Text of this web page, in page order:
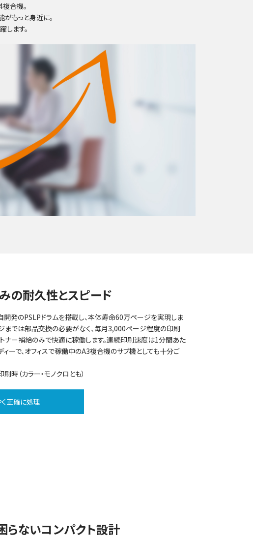
合機。
もっと身近に。
します。
の耐久性とスピード
発のPSLPドラムを搭載し、本体寿命60万ページを実現しま
ジまでは部品交換の必要がなく、毎月3,000ページ程度の印刷
ナー補給のみで快適に稼働します。連続印刷速度は1分間あた
ィーで、オフィスで稼働中のA3複合機のサブ機としても十分ご
時（カラー・モノクロとも）
正確に処理
らないコンパクト設計